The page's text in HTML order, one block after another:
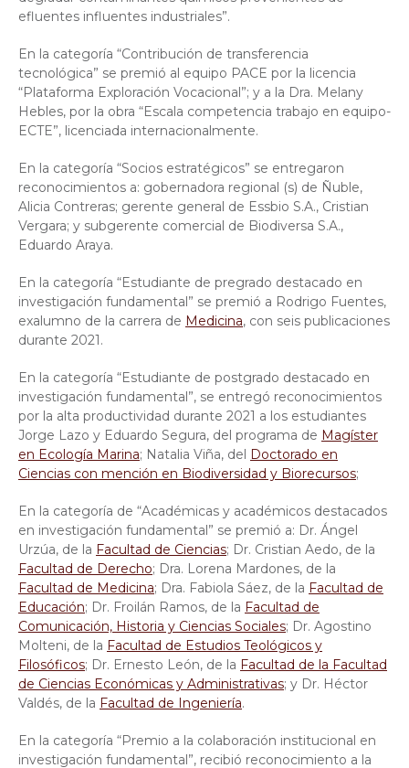
efluentes influentes industriales”.
En la categoría “Contribución de transferencia
tecnológica” se premió al equipo PACE por la licencia
“Plataforma Exploración Vocacional”; y a la Dra. Melany
Hebles, por la obra “Escala competencia trabajo en equipo-
ECTE”, licenciada internacionalmente.
En la categoría “Socios estratégicos” se entregaron
reconocimientos a: gobernadora regional (s) de Ñuble,
Alicia Contreras; gerente general de Essbio S.A., Cristian
Vergara; y subgerente comercial de Biodiversa S.A.,
Eduardo Araya.
En la categoría “Estudiante de pregrado destacado en
investigación fundamental” se premió a Rodrigo Fuentes,
exalumno de la carrera de Medicina, con seis publicaciones
durante 2021.
En la categoría “Estudiante de postgrado destacado en
investigación fundamental”, se entregó reconocimientos
por la alta productividad durante 2021 a los estudiantes
Jorge Lazo y Eduardo Segura, del programa de Magíster
en Ecología Marina; Natalia Viña, del Doctorado en
Ciencias con mención en Biodiversidad y Biorecursos;
En la categoría de “Académicas y académicos destacados
en investigación fundamental” se premió a: Dr. Ángel
Urzúa, de la Facultad de Ciencias; Dr. Cristian Aedo, de la
Facultad de Derecho; Dra. Lorena Mardones, de la
Facultad de Medicina; Dra. Fabiola Sáez, de la Facultad de
Educación; Dr. Froilán Ramos, de la Facultad de
Comunicación, Historia y Ciencias Sociales; Dr. Agostino
Molteni, de la Facultad de Estudios Teológicos y
Filosóficos; Dr. Ernesto León, de la Facultad de la Facultad
de Ciencias Económicas y Administrativas; y Dr. Héctor
Valdés, de la Facultad de Ingeniería.
En la categoría “Premio a la colaboración institucional en
investigación fundamental”, recibió reconocimiento a la